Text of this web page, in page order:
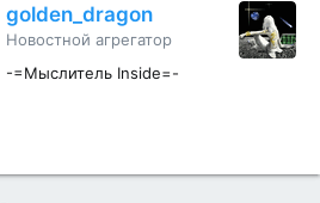
golden_dragon
Новостной агрегатор
-=Мыслитель Inside=-